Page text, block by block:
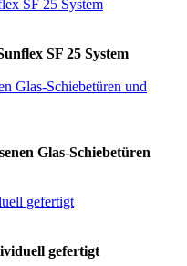
SF 25 System
Glas-Schiebetüren
gefertigt